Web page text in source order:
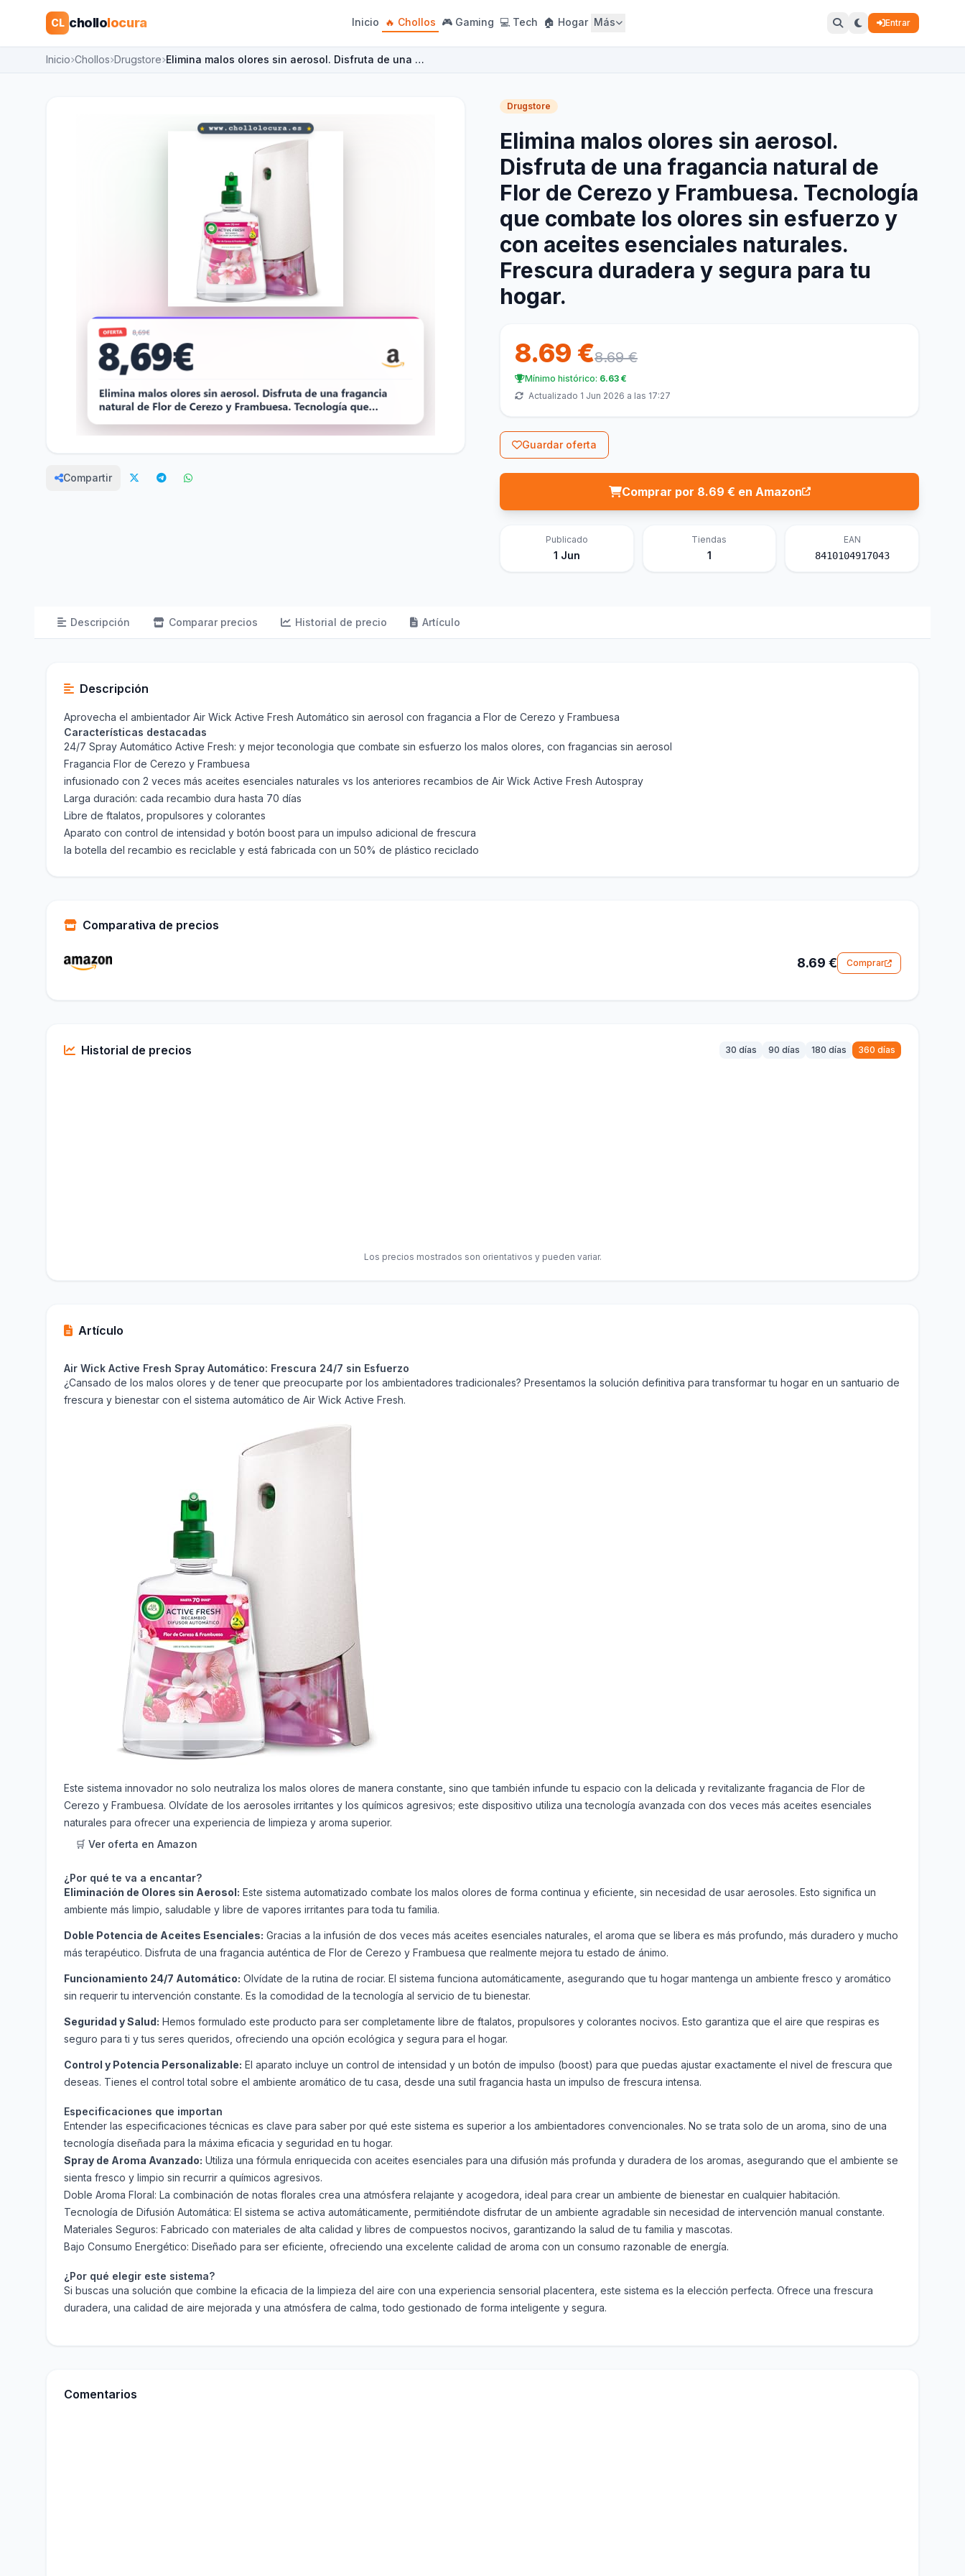
CL chollolocura Inicio 🔥 Chollos 🎮 Gaming 💻 Tech 🏠 Hogar Más Entrar
Inicio Chollos Drugstore Elimina malos olores sin aerosol. Disfruta de una …
Compartir
Drugstore
Elimina malos olores sin aerosol.
Disfruta de una fragancia natural de
Flor de Cerezo y Frambuesa. Tecnología
que combate los olores sin esfuerzo y
con aceites esenciales naturales.
Frescura duradera y segura para tu
hogar.
8.69 €8.69 €
Mínimo histórico: 6.63 €
Actualizado 1 Jun 2026 a las 17:27
Guardar oferta
Comprar por 8.69 € en Amazon
Publicado
1 Jun
Tiendas
1
EAN
8410104917043
Descripción Comparar precios Historial de precio Artículo
Descripción
Aprovecha el ambientador Air Wick Active Fresh Automático sin aerosol con fragancia a Flor de Cerezo y Frambuesa
Características destacadas
24/7 Spray Automático Active Fresh: y mejor teconologia que combate sin esfuerzo los malos olores, con fragancias sin aerosol
Fragancia Flor de Cerezo y Frambuesa
infusionado con 2 veces más aceites esenciales naturales vs los anteriores recambios de Air Wick Active Fresh Autospray
Larga duración: cada recambio dura hasta 70 días
Libre de ftalatos, propulsores y colorantes
Aparato con control de intensidad y botón boost para un impulso adicional de frescura
la botella del recambio es reciclable y está fabricada con un 50% de plástico reciclado
Comparativa de precios
8.69 € Comprar
Historial de precios 30 días 90 días 180 días 360 días
Los precios mostrados son orientativos y pueden variar.
Artículo
Air Wick Active Fresh Spray Automático: Frescura 24/7 sin Esfuerzo
¿Cansado de los malos olores y de tener que preocuparte por los ambientadores tradicionales? Presentamos la solución definitiva para transformar tu hogar en un santuario de
frescura y bienestar con el sistema automático de Air Wick Active Fresh.
Este sistema innovador no solo neutraliza los malos olores de manera constante, sino que también infunde tu espacio con la delicada y revitalizante fragancia de Flor de
Cerezo y Frambuesa. Olvídate de los aerosoles irritantes y los químicos agresivos; este dispositivo utiliza una tecnología avanzada con dos veces más aceites esenciales
naturales para ofrecer una experiencia de limpieza y aroma superior.
🛒 Ver oferta en Amazon
¿Por qué te va a encantar?
Eliminación de Olores sin Aerosol: Este sistema automatizado combate los malos olores de forma continua y eficiente, sin necesidad de usar aerosoles. Esto significa un
ambiente más limpio, saludable y libre de vapores irritantes para toda tu familia.
Doble Potencia de Aceites Esenciales: Gracias a la infusión de dos veces más aceites esenciales naturales, el aroma que se libera es más profundo, más duradero y mucho
más terapéutico. Disfruta de una fragancia auténtica de Flor de Cerezo y Frambuesa que realmente mejora tu estado de ánimo.
Funcionamiento 24/7 Automático: Olvídate de la rutina de rociar. El sistema funciona automáticamente, asegurando que tu hogar mantenga un ambiente fresco y aromático
sin requerir tu intervención constante. Es la comodidad de la tecnología al servicio de tu bienestar.
Seguridad y Salud: Hemos formulado este producto para ser completamente libre de ftalatos, propulsores y colorantes nocivos. Esto garantiza que el aire que respiras es
seguro para ti y tus seres queridos, ofreciendo una opción ecológica y segura para el hogar.
Control y Potencia Personalizable: El aparato incluye un control de intensidad y un botón de impulso (boost) para que puedas ajustar exactamente el nivel de frescura que
deseas. Tienes el control total sobre el ambiente aromático de tu casa, desde una sutil fragancia hasta un impulso de frescura intensa.
Especificaciones que importan
Entender las especificaciones técnicas es clave para saber por qué este sistema es superior a los ambientadores convencionales. No se trata solo de un aroma, sino de una
tecnología diseñada para la máxima eficacia y seguridad en tu hogar.
Spray de Aroma Avanzado: Utiliza una fórmula enriquecida con aceites esenciales para una difusión más profunda y duradera de los aromas, asegurando que el ambiente se
sienta fresco y limpio sin recurrir a químicos agresivos.
Doble Aroma Floral: La combinación de notas florales crea una atmósfera relajante y acogedora, ideal para crear un ambiente de bienestar en cualquier habitación.
Tecnología de Difusión Automática: El sistema se activa automáticamente, permitiéndote disfrutar de un ambiente agradable sin necesidad de intervención manual constante.
Materiales Seguros: Fabricado con materiales de alta calidad y libres de compuestos nocivos, garantizando la salud de tu familia y mascotas.
Bajo Consumo Energético: Diseñado para ser eficiente, ofreciendo una excelente calidad de aroma con un consumo razonable de energía.
¿Por qué elegir este sistema?
Si buscas una solución que combine la eficacia de la limpieza del aire con una experiencia sensorial placentera, este sistema es la elección perfecta. Ofrece una frescura
duradera, una calidad de aire mejorada y una atmósfera de calma, todo gestionado de forma inteligente y segura.
Comentarios